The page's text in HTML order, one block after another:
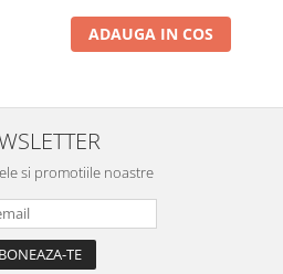
ADAUGA IN COS
si promotiile noastre